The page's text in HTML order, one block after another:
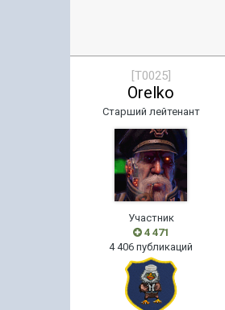
[T0025]
Orelko
Старший лейтенант
Участник
4 471
4 406 публикаций